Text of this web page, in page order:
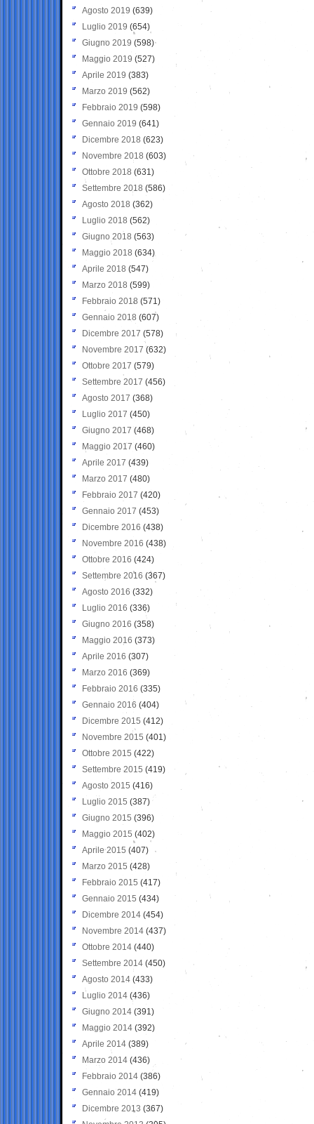
Agosto 2019 (639)
Luglio 2019 (654)
Giugno 2019 (598)
Maggio 2019 (527)
Aprile 2019 (383)
Marzo 2019 (562)
Febbraio 2019 (598)
Gennaio 2019 (641)
Dicembre 2018 (623)
Novembre 2018 (603)
Ottobre 2018 (631)
Settembre 2018 (586)
Agosto 2018 (362)
Luglio 2018 (562)
Giugno 2018 (563)
Maggio 2018 (634)
Aprile 2018 (547)
Marzo 2018 (599)
Febbraio 2018 (571)
Gennaio 2018 (607)
Dicembre 2017 (578)
Novembre 2017 (632)
Ottobre 2017 (579)
Settembre 2017 (456)
Agosto 2017 (368)
Luglio 2017 (450)
Giugno 2017 (468)
Maggio 2017 (460)
Aprile 2017 (439)
Marzo 2017 (480)
Febbraio 2017 (420)
Gennaio 2017 (453)
Dicembre 2016 (438)
Novembre 2016 (438)
Ottobre 2016 (424)
Settembre 2016 (367)
Agosto 2016 (332)
Luglio 2016 (336)
Giugno 2016 (358)
Maggio 2016 (373)
Aprile 2016 (307)
Marzo 2016 (369)
Febbraio 2016 (335)
Gennaio 2016 (404)
Dicembre 2015 (412)
Novembre 2015 (401)
Ottobre 2015 (422)
Settembre 2015 (419)
Agosto 2015 (416)
Luglio 2015 (387)
Giugno 2015 (396)
Maggio 2015 (402)
Aprile 2015 (407)
Marzo 2015 (428)
Febbraio 2015 (417)
Gennaio 2015 (434)
Dicembre 2014 (454)
Novembre 2014 (437)
Ottobre 2014 (440)
Settembre 2014 (450)
Agosto 2014 (433)
Luglio 2014 (436)
Giugno 2014 (391)
Maggio 2014 (392)
Aprile 2014 (389)
Marzo 2014 (436)
Febbraio 2014 (386)
Gennaio 2014 (419)
Dicembre 2013 (367)